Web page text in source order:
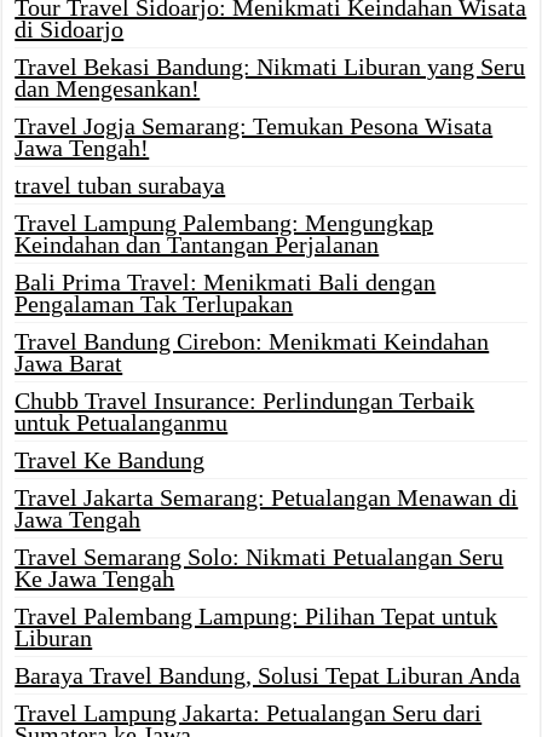
Tour Travel Sidoarjo: Menikmati Keindahan Wisata
di Sidoarjo
Travel Bekasi Bandung: Nikmati Liburan yang Seru
dan Mengesankan!
Travel Jogja Semarang: Temukan Pesona Wisata
Jawa Tengah!
travel tuban surabaya
Travel Lampung Palembang: Mengungkap
Keindahan dan Tantangan Perjalanan
Bali Prima Travel: Menikmati Bali dengan
Pengalaman Tak Terlupakan
Travel Bandung Cirebon: Menikmati Keindahan
Jawa Barat
Chubb Travel Insurance: Perlindungan Terbaik
untuk Petualanganmu
Travel Ke Bandung
Travel Jakarta Semarang: Petualangan Menawan di
Jawa Tengah
Travel Semarang Solo: Nikmati Petualangan Seru
Ke Jawa Tengah
Travel Palembang Lampung: Pilihan Tepat untuk
Liburan
Baraya Travel Bandung, Solusi Tepat Liburan Anda
Travel Lampung Jakarta: Petualangan Seru dari